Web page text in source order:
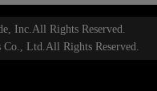
Inc.All Rights Reserved.
Ltd.All Rights Reserved.